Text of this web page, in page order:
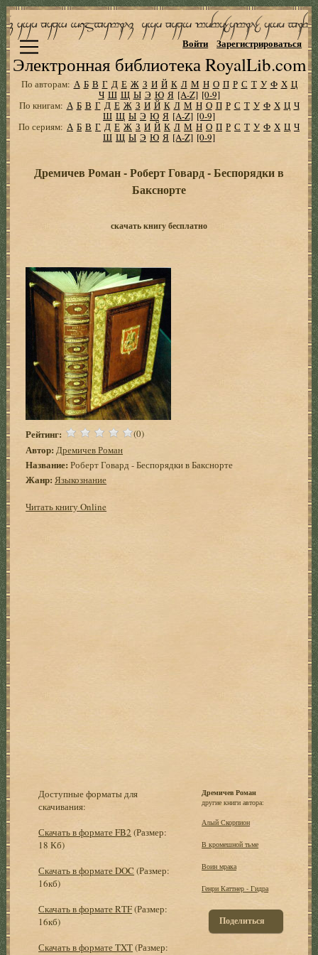
Электронная библиотека RoyalLib.com
Войти Зарегистрироваться
По авторам: А Б В Г Д Е Ж З И Й К Л М Н О П Р С Т У Ф Х Ц
Ч Ш Щ Ы Э Ю Я [A-Z] [0-9]
По книгам: А Б В Г Д Е Ж З И Й К Л М Н О П Р С Т У Ф Х Ц Ч
Ш Щ Ы Э Ю Я [A-Z] [0-9]
По сериям: А Б В Г Д Е Ж З И Й К Л М Н О П Р С Т У Ф Х Ц Ч
Ш Щ Ы Э Ю Я [A-Z] [0-9]
Дремичев Роман - Роберт Говард - Беспорядки в
Бакснорте
скачать книгу бесплатно
Рейтинг: (0)
Автор: Дремичев Роман
Название: Роберт Говард - Беспорядки в Бакснорте
Жанр: Языкознание
Читать книгу Online
Доступные форматы для
скачивания:
Скачать в формате FB2 (Размер:
18 Кб)
Скачать в формате DOC (Размер:
16кб)
Скачать в формате RTF(Размер:
16кб)
Скачать в формате TXT(Размер:
Дремичев Роман
другие книги автора:
Алый Скорпион
В кромешной тьме
Воин мрака
Генри Каттнер - Гидра
Поделиться